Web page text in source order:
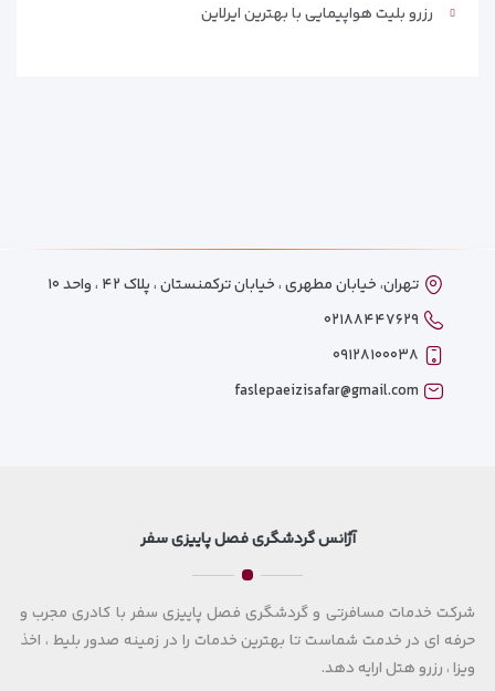
رزرو بلیت هواپیمایی با بهترین ایرلاین
تهران، خیابان مطهری ، خیابان ترکمنستان ، پلاک ۴۲ ، واحد ۱۰
۰۲۱۸۸۴۴۷۶۲۹
۰۹۱۲۸۱۰۰۰۳۸
faslepaeizisafar@gmail.com
آژانس گردشگری فصل پاییزی سفر
شرکت خدمات مسافرتی و گردشگری فصل پاییزی سفر با کادری مجرب و
حرفه ای در خدمت شماست تا بهترین خدمات را در زمینه صدور بلیط ، اخذ
ویزا ، رزرو هتل ارایه دهد.